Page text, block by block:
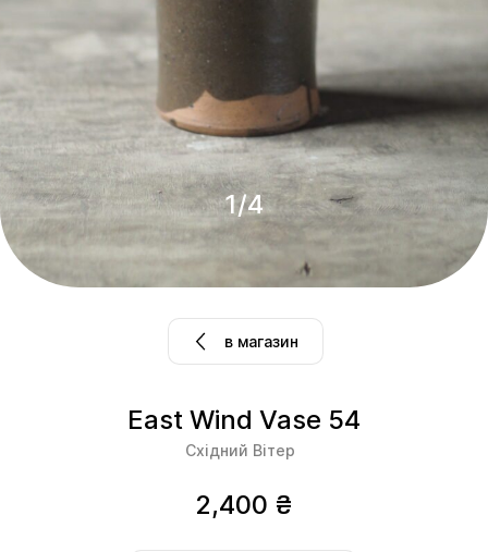
в магазин
1/4
East Wind Vase 54
Східний Вітер
2,400 ₴